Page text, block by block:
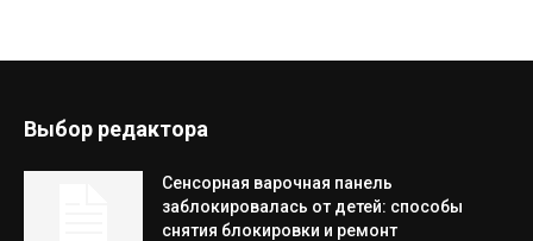
Выбор редактора
Сенсорная варочная панель
заблокировалась от детей: способы
снятия блокировки и ремонт